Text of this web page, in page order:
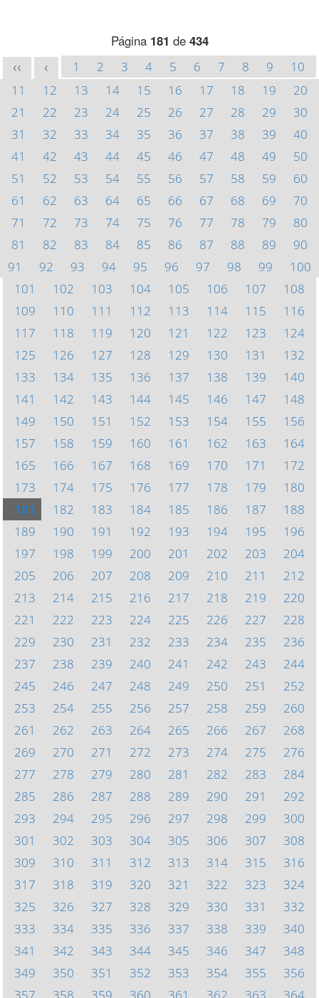
Página 181 de 434
<< < 1 2 3 4 5 6 7 8 9
10
11
12 13 14 15 16 17 18 19
20
21
22 23 24 25 26 27 28 29
30
31
32 33 34 35 36 37 38 39
40
41
42 43 44 45 46 47 48 49
50
51
52 53 54 55 56 57 58 59
60
61
62 63 64 65 66 67 68 69
70
71
72 73 74 75 76 77 78 79
80
81
82 83 84 85 86 87 88 89
90
91
92 93 94 95 96 97 98 99
100
101
102 103 104 105 106 107
108
109
110 111 112 113 114 115
116
117
118 119 120 121 122 123
124
125
126 127 128 129 130 131
132
133
134 135 136 137 138 139
140
141
142 143 144 145 146 147
148
149
150 151 152 153 154 155
156
157
158 159 160 161 162 163
164
165
166 167 168 169 170 171
172
173
174 175 176 177 178 179
180
181
182 183 184 185 186 187
188
189
190 191 192 193 194 195
196
197
198 199 200 201 202 203
204
205
206 207 208 209 210 211
212
213
214 215 216 217 218 219
220
221
222 223 224 225 226 227
228
229
230 231 232 233 234 235
236
237
238 239 240 241 242 243
244
245
246 247 248 249 250 251
252
253
254 255 256 257 258 259
260
261
262 263 264 265 266 267
268
269
270 271 272 273 274 275
276
277
278 279 280 281 282 283
284
285
286 287 288 289 290 291
292
293
294 295 296 297 298 299
300
301
302 303 304 305 306 307
308
309
310 311 312 313 314 315
316
317
318 319 320 321 322 323
324
325
326 327 328 329 330 331
332
333
334 335 336 337 338 339
340
341
342 343 344 345 346 347
348
349
350 351 352 353 354 355
356